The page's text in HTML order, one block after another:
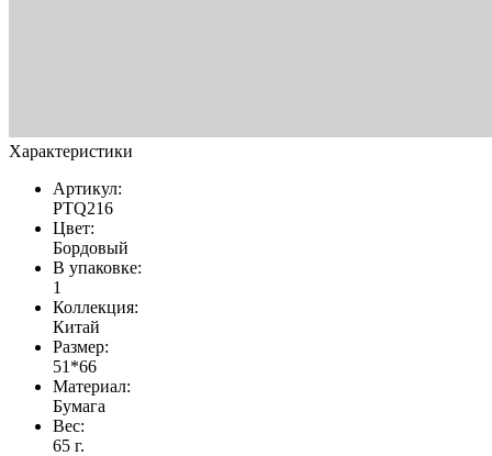
Характеристики
Артикул:
PTQ216
Цвет:
Бордовый
В упаковке:
1
Коллекция:
Китай
Размер:
51*66
Материал:
Бумага
Вес:
65 г.